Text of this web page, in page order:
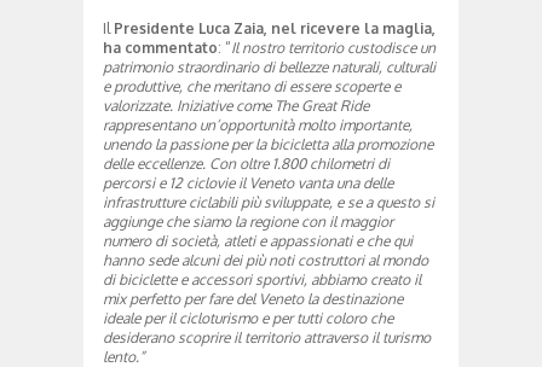
Il Presidente Luca Zaia, nel ricevere la maglia,
ha commentato: “Il nostro territorio custodisce un
patrimonio straordinario di bellezze naturali, culturali
e produttive, che meritano di essere scoperte e
valorizzate. Iniziative come The Great Ride
rappresentano un’opportunità molto importante,
unendo la passione per la bicicletta alla promozione
delle eccellenze. Con oltre 1.800 chilometri di
percorsi e 12 ciclovie il Veneto vanta una delle
infrastrutture ciclabili più sviluppate, e se a questo si
aggiunge che siamo la regione con il maggior
numero di società, atleti e appassionati e che qui
hanno sede alcuni dei più noti costruttori al mondo
di biciclette e accessori sportivi, abbiamo creato il
mix perfetto per fare del Veneto la destinazione
ideale per il cicloturismo e per tutti coloro che
desiderano scoprire il territorio attraverso il turismo
lento.”